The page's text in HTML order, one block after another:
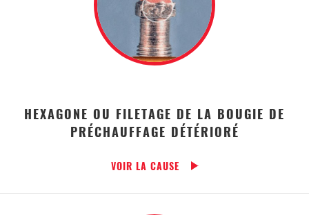
HEXAGONE OU FILETAGE DE LA BOUGIE DE
PRÉCHAUFFAGE DÉTÉRIORÉ
VOIR LA CAUSE